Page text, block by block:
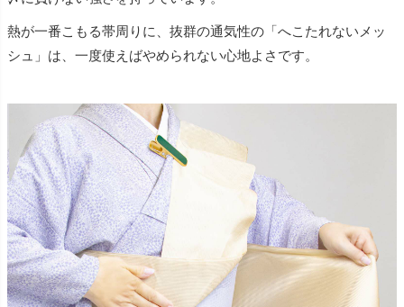
熱が一番こもる帯周りに、抜群の通気性の「へこたれないメッ
シュ」は、一度使えばやめられない心地よさです。